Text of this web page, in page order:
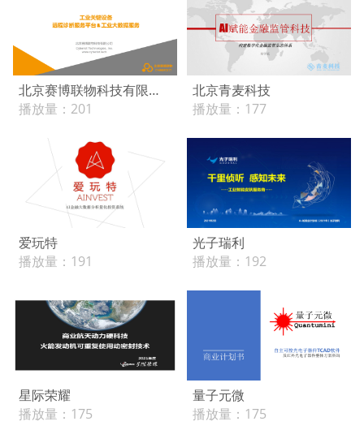
北京赛博联物科技有限公司
播放量： 201
北京青麦科技
播放量： 177
爱玩特
播放量： 191
光子瑞利
播放量： 192
星际荣耀
播放量： 175
量子元微
播放量： 175